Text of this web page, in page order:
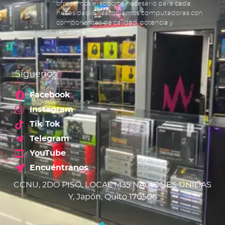
ofrecemos el soporte necesario para cada
necesidad. Ensamblamos computadoras con
componentes de calidad, potencia y
rendimiento.
Síguenos
Facebook
Instagram
Tik Tok
Telegram
YouTube
Encuéntranos
CCNU, 2DO PISO, LOCAL M35 NACIONES UNIDAS
Y, Japón, Quito 170506